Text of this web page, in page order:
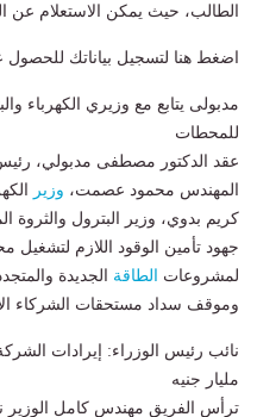
الطالب، حيث يمكن الاستعلام عن
اضغط هنا لتسجيل بياناتك للحصول على
مدبولى يتابع مع وزيري الكهرباء
للمحطات
عقد الدكتور مصطفى مدبولي،
المهندس محمود عصمت، وزير
كريم بدوي، وزير البترول والثروة
جهود تأمين الوقود اللازم لتشغيل
لمشروعات الطاقة الجديدة
وموقف سداد مستحقات الشركاء
مليار جنيه
ترأس الفريق مهندس كامل الوزير